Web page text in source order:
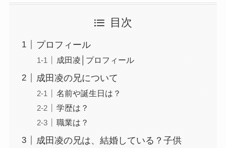
目次
プロフィール
成田凌│プロフィール
成田凌の兄について
名前や誕生日は？
学歴は？
職業は？
成田凌の兄は、結婚している？子供